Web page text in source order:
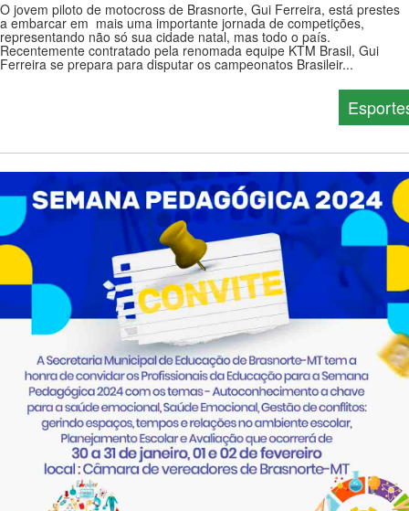
O jovem piloto de motocross de Brasnorte, Gui Ferreira, está prestes
a embarcar em mais uma importante jornada de competições,
representando não só sua cidade natal, mas todo o país.
Recentemente contratado pela renomada equipe KTM Brasil, Gui
Ferreira se prepara para disputar os campeonatos Brasileir...